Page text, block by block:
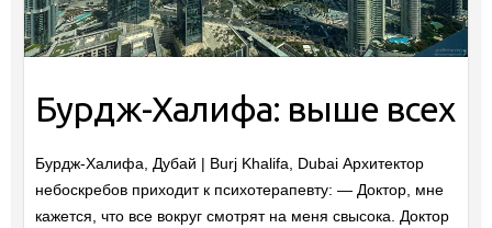
Бурдж-Халифа: выше всех
Бурдж-Халифа, Дубай | Burj Khalifa, Dubai Архитектор
небоскребов приходит к психотерапевту: — Доктор, мне
кажется, что все вокруг смотрят на меня свысока. Доктор